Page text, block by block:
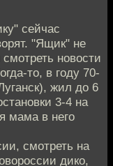
сейчас
"Ящик" не
новости
то, в году 70-
жил до 6
3-4 на
мама в него
смотреть на
дико,